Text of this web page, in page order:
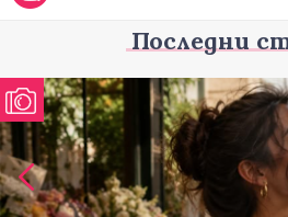
Последни